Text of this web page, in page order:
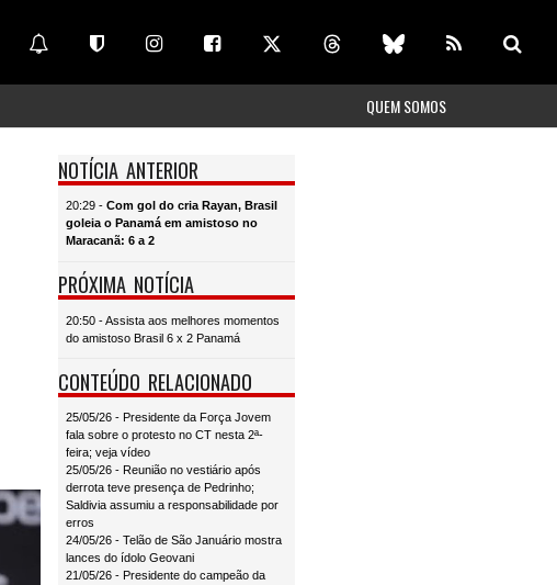
QUEM SOMOS
NOTÍCIA ANTERIOR
20:29 - Com gol do cria Rayan, Brasil
goleia o Panamá em amistoso no
Maracanã: 6 a 2
PRÓXIMA NOTÍCIA
20:50 - Assista aos melhores momentos
do amistoso Brasil 6 x 2 Panamá
CONTEÚDO RELACIONADO
25/05/26 - Presidente da Força Jovem
fala sobre o protesto no CT nesta 2ª-
feira; veja vídeo
25/05/26 - Reunião no vestiário após
derrota teve presença de Pedrinho;
Saldivia assumiu a responsabilidade por
erros
24/05/26 - Telão de São Januário mostra
lances do ídolo Geovani
21/05/26 - Presidente do campeão da